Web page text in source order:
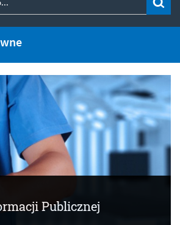
Publicznej